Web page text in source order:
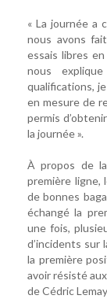
« La journée a
nous avons
essais libres
nous
qualifications,
en mesure de
permis
la journée ».
À propos de
première ligne,
de bonnes
échangé la
une fois,
d’incidents sur
la première
avoir résisté
de Cédric